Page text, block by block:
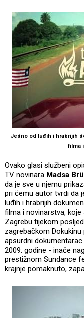
Jedno od luđih i hrabrijih
filma i
Ovako glasi službeni
TV novinara Madsa
da je sve u njemu
pri čemu autor tvrdi da
luđih i hrabrijih
filma i novinarstva, koje
Zagrebu tijekom
zagrebačkom
apsurdni dokumentarac
2009. godine - inače
prestižnom Sundance
krajnje pomaknuto,